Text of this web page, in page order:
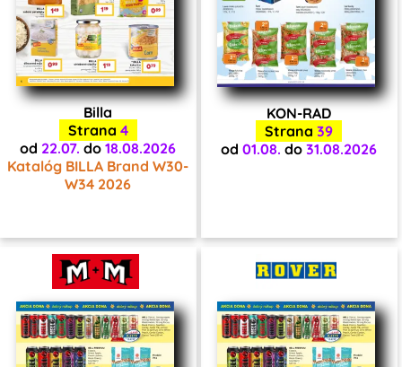
Billa
Strana 4
od 22.07. do 18.08.2026
Katalóg BILLA Brand W30-
W34 2026
KON-RAD
Strana 39
od 01.08. do 31.08.2026